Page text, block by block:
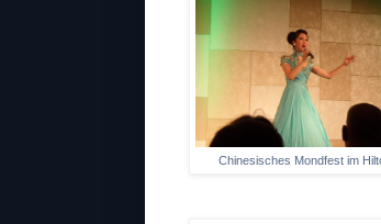
Chinesisches Mondfest im